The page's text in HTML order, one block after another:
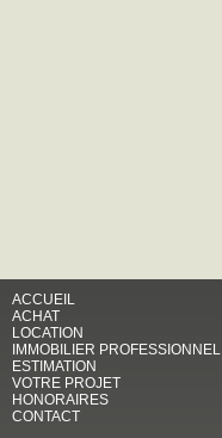
ACCUEIL
ACHAT
LOCATION
IMMOBILIER PROFESSIONNEL
ESTIMATION
VOTRE PROJET
HONORAIRES
CONTACT